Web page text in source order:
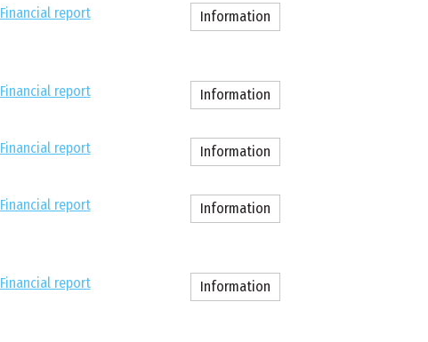
Financial report Information
Financial report Information
Financial report Information
Financial report Information
Financial report Information